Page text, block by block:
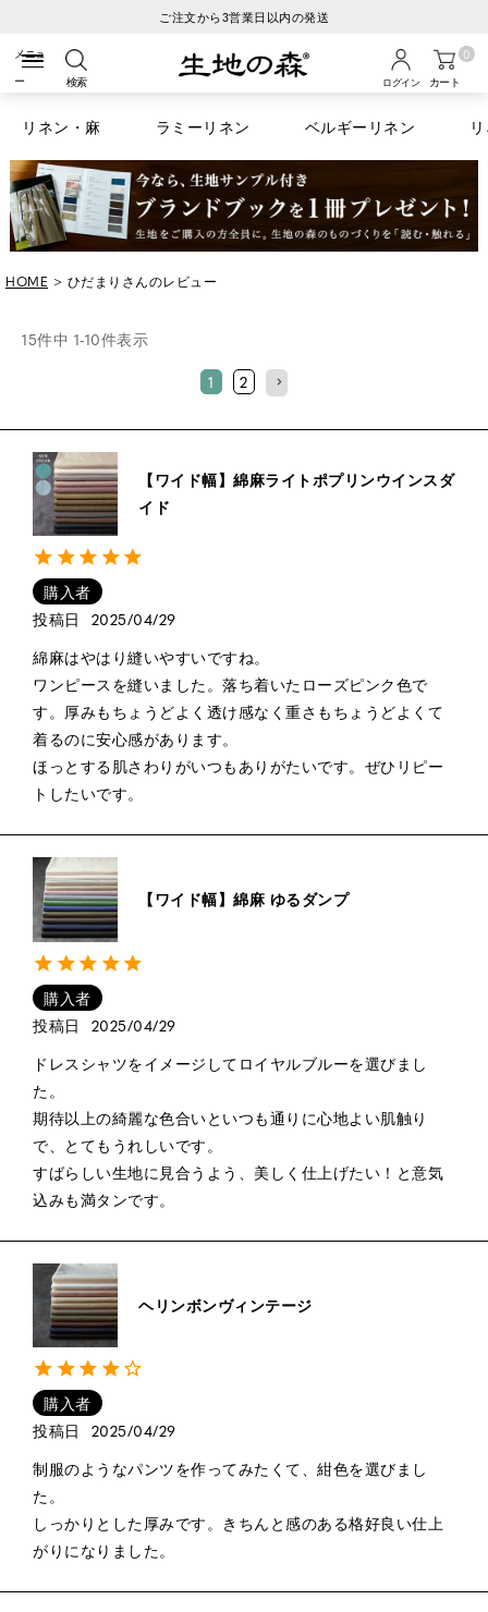
税込6600円以上のお買い物で送料無料
検索 ログイン カート
0
リネン・麻 ラミーリネン ベルギーリネン
HOME ひだまりさんのレビュー
15件中 1-10件表示
1
2
【ワイド幅】綿麻ライトポプリンウインスダ
イド
購入者
投稿日
2025/04/29
綿麻はやはり縫いやすいですね。
ワンピースを縫いました。落ち着いたローズピンク色で
す。厚みもちょうどよく透け感なく重さもちょうどよくて
着るのに安心感があります。
ほっとする肌さわりがいつもありがたいです。ぜひリピー
トしたいです。
【ワイド幅】綿麻 ゆるダンプ
購入者
投稿日
2025/04/29
ドレスシャツをイメージしてロイヤルブルーを選びまし
た。
期待以上の綺麗な色合いといつも通りに心地よい肌触り
で、とてもうれしいです。
すばらしい生地に見合うよう、美しく仕上げたい！と意気
込みも満タンです。
ヘリンボンヴィンテージ
購入者
投稿日
2025/04/29
制服のようなパンツを作ってみたくて、紺色を選びまし
た。
しっかりとした厚みです。きちんと感のある格好良い仕上